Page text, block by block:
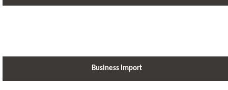
Business Import